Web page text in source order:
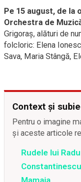
Pe 15 august, de la
Orchestra de
Grigoraș, alături de
folcloric: Elena
Sava, Maria Stângă,
Context și
Pentru o imagine
și aceste articole
Rudele lui
Mamaia